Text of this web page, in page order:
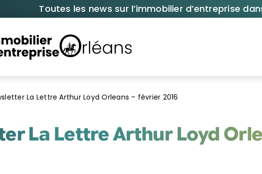
Toutes les news sur l’immobilier d’entreprise
La Lettre Arthur Loyd Orleans – février 2016
La Lettre Arthur Loyd